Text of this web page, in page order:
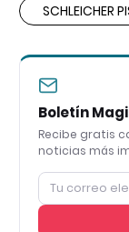
SCHLEICHER
Boletín
Recibe gratis
noticias más